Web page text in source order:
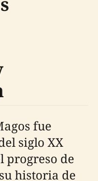
fue
siglo XX
progreso de
historia de